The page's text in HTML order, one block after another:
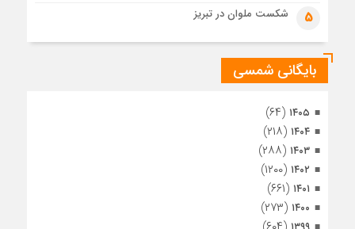
تصاویری از تراکم جمعیت حاضر در میدان ثورهالعشرین نجف
اشرف5 شکست ملوان در تبریز
بایگانی شمسی
۱۴۰۵ (۶۴)
۱۴۰۴ (۲۱۸)
۱۴۰۳ (۲۸۸)
۱۴۰۲ (۱۲۰۰)
۱۴۰۱ (۶۶۱)
۱۴۰۰ (۲۷۳)